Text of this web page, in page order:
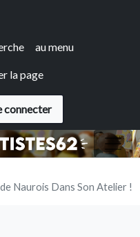
au menu
la page
connecter
Naurois Dans Son Atelier !